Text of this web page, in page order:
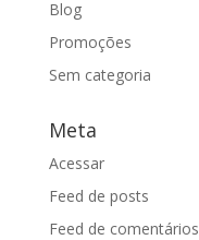
Blog
Promoções
Sem categoria
Meta
Acessar
Feed de posts
Feed de comentários